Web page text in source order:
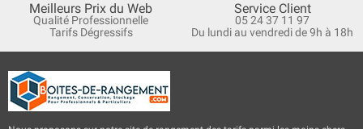
Meilleurs Prix du Web
Qualité Professionnelle
Tarifs Dégressifs
Service Client
05 24 37 11 97
Du lundi au vendredi de 9h à 18h